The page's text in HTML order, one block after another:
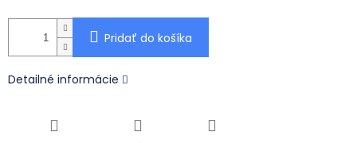
Pridať do košíka
Detailné informácie